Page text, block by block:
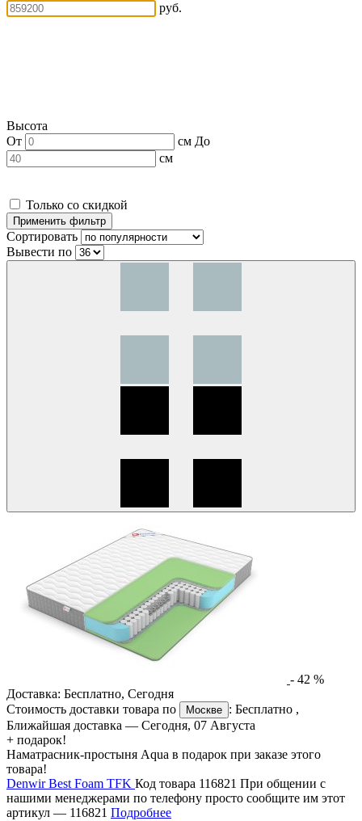
руб.
Высота
От
см До
см
Только со скидкой
Сортировать
Вывести по
- 42 %
Доставка: Бесплатно, Сегодня
Стоимость доставки товара по
Москве : Бесплатно ,
Ближайшая доставка — Сегодня, 07 Августа
+ подарок!
Наматрасник-простыня Aqua в подарок при заказе этого
товара!
Denwir Best Foam TFK Код товара 116821 При общении с
нашими менеджерами по телефону просто сообщите им этот
артикул — 116821 Подробнее